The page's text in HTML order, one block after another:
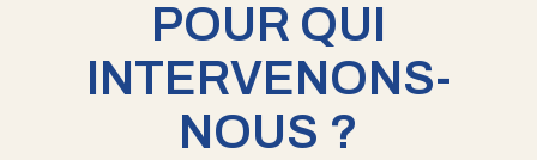
POUR QUI
INTERVENONS-
NOUS ?